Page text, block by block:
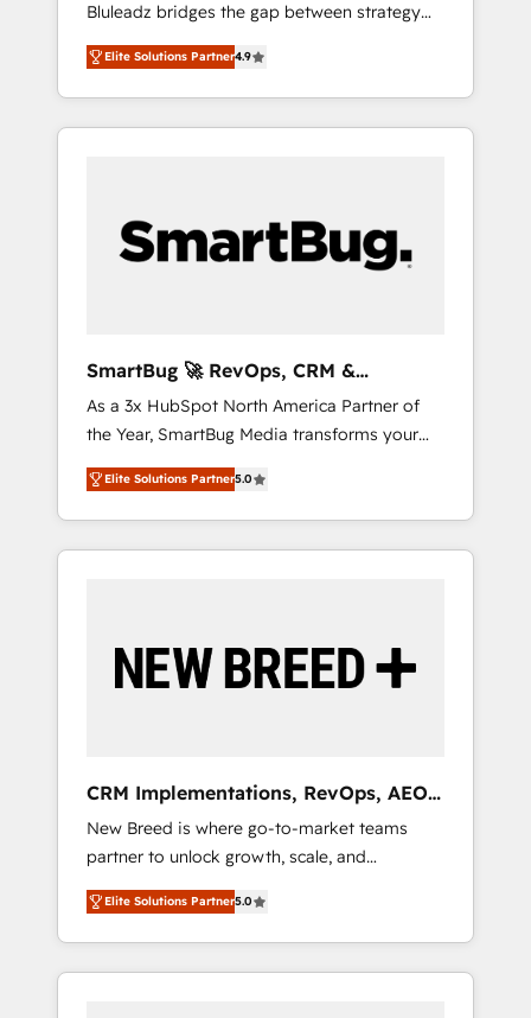
合に対応します。 2️⃣ AIエージェント組織構築
営業・マーケティング業務の一部をAIが自律実
行する組織への移行を設計・実装。Breeze・
Claude等をHubSpotと連携させ、役割定義・運
用ルール・成果指標まで含めて設計します。 3️⃣
PMOとして主導。「設定の代行ではなく、設計
の責任」を引き受け、部門横断の統合・浸透・
Hubで一体提供。 ▸ 既存CRM・MAからの移行
支援：Salesforce・Marketo・Pardot等からの
移行、カスタム設計、履歴データ移行と活用設
計まで。 ▸ AEO対応：ChatGPT・Perplexity等
のAI検索からの流入・引用を前提にコンテンツ
HubSpotアワード受賞・HUGリーダー ✓
AI活用に関するご相談、現状整理の壁打ちな
ど、構想段階からお気軽にお問い合わせくださ
Bluleadz bridges the gap between strategy
and execution. We don't just "set up tools" —
we install the GTM Operating System (GTM
OS) to align your leadership and engineer a
portal that drives predictable revenue
and Story to stop "accelerating a mess." ⚙️
Elite Engineering & AI Scalable Architecture:
agents, and high-integrity migrations for total
reporting clarity. Security & Compliance: SOC
2 Type I and HIPAA attested for enterprise-
grade data security. 🏆 Why Bluleadz? GTM
OS Partner | 16+ Years Experience | 1,000+
Five-Star Reviews
Elite Solutions Partner4.9
SmartBug 🚀 RevOps, CRM &
Integration Experts
As a 3x HubSpot North America Partner of
the Year, SmartBug Media transforms your
customer lifecycle into a revenue engine. Our
unified ecosystem includes specialized
divisions Globalia (AI & Software) and Point
Success Media (Paid Media), making this the
by Globalia’s technical development team. -
19 HubSpot-certified trainers to drive
deployment of Breeze AI and custom agents
to automate growth. 🏆 Elite Excellence - 8
platform accreditations and deep HIPAA-
compliance expertise. - A team of 250+
experts dedicated to your resilient growth.
Elite Solutions Partner5.0
CRM Implementations, RevOps, AEO
+ Web, Demand Gen
New Breed is where go-to-market teams
partner to unlock growth, scale, and
transformation. We help companies activate
HubSpot’s AI-powered customer platform
and operationalize HubSpot’s Loop
Marketing framework through expert-led
Elite Solutions Partner5.0